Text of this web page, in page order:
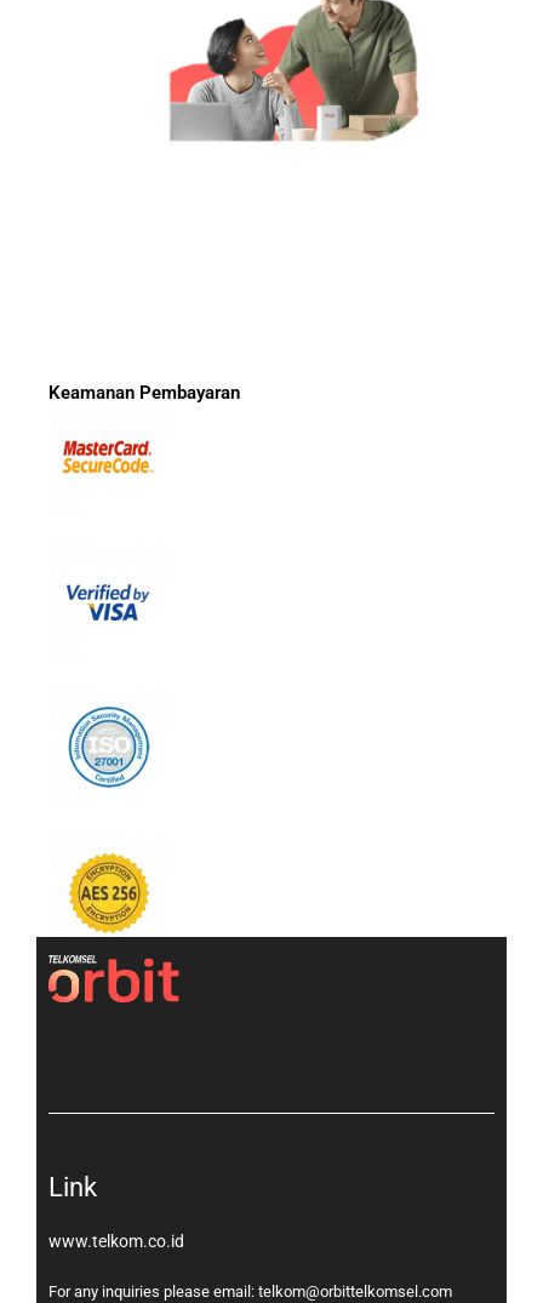
Keamanan Pembayaran
Link
www.telkom.co.id
For any inquiries please email: telkom@orbittelkomsel.com